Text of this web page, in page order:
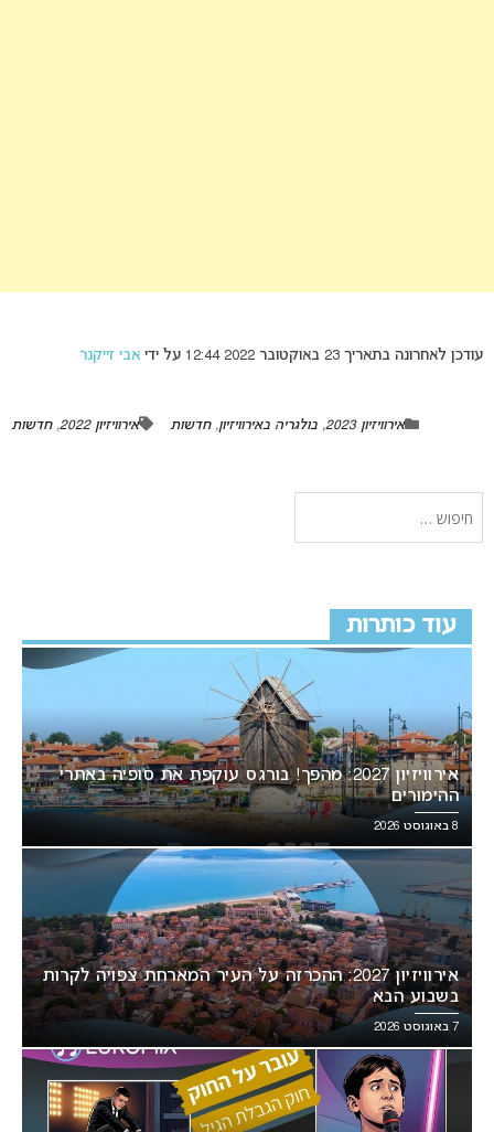
עודכן לאחרונה בתאריך 23 באוקטובר 2022 12:44 על ידי אבי זייקנר
אירוויזיון 2023 , בולגריה באירוויזיון,חדשות אירוויזיון 2022 ,חדשות
עוד כותרות
אירוויזיון 2027: מהפך! בורגס עוקפת את סופיה באתרי
ההימורים
8 באוגוסט 2026
אירוויזיון 2027: ההכרזה על העיר המארחת צפויה לקרות
בשבוע הבא
7 באוגוסט 2026